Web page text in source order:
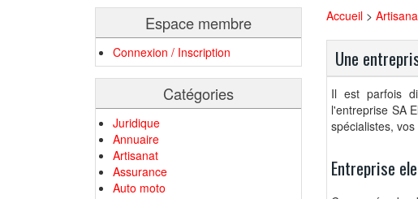
Espace membre
Connexion / Inscription
Catégories
Juridique
Annuaire
Artisanat
Assurance
Auto moto
Accueil >
Une
Il est parfois
l'entreprise SA
spécialistes,
Entreprise